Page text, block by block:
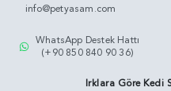
info@petyasam.com
WhatsApp Destek Hattı
(+90 850 840 90 36)
Irklara Göre Kedi